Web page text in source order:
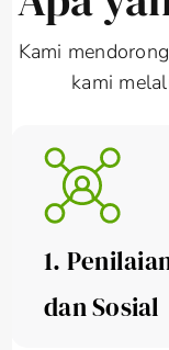
Kami
kami
1.
dan Sosial